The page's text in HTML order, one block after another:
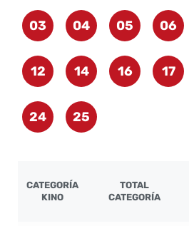
03 04 05 06
12 14 16 17
24 25
CATEGORÍA
KINO
TOTAL
CATEGORÍA